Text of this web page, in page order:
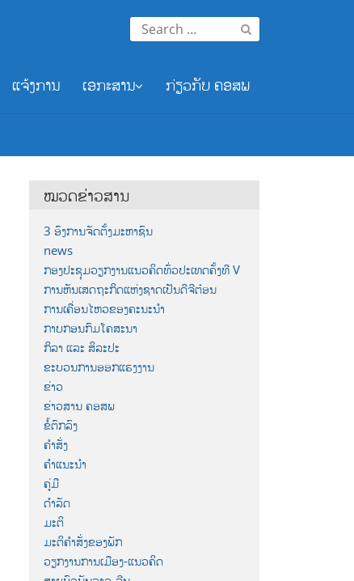
Search
for:
ແຈ້ງການ ເອກະສານ ກ່ຽວກັບ ຄອສພ
ໝວດຂ່າວສານ
3 ອົງການຈັດຕັ້ງມະຫາຊົນ
news
ກອງປະຊຸມວຽກງານແນວຄິດທົ່ວປະເທດຄັ້ງທີ V
ການຫັນເສດຖະກິດແຫ່ງຊາດເປັນດີຈີຕ໋ອນ
ການເຄື່ອນໄຫວຂອງຄະນະນຳ
ກາບກອນກົມໂຄສະນາ
ກິລາ ແລະ ສິລະປະ
ຂະບວນການອອກແຮງງານ
ຂ່າວ
ຂ່າວສານ ຄອສພ
ຂໍ້ຕົກລົງ
ຄຳສັ່ງ
ຄຳແນະນຳ
ຄູ່ມື
ດຳລັດ
ມະຕິ
ມະຕິຄຳສັ່ງຂອງພັກ
ວຽກງານການເມືອງ-ແນວຄິດ